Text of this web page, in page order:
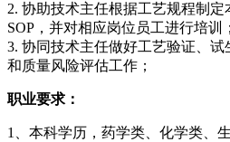
2. 协助技术主任根据工艺规程制定
SOP，并对相应岗位员工进行培训；
3. 协同技术主任做好工艺验证、
和质量风险评估工作；
职业要求：
1、本科学历，药学类、化学类、